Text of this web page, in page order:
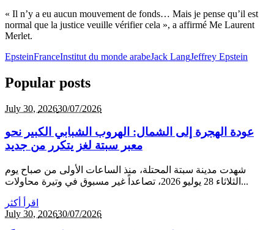
« Il n’y a eu aucun mouvement de fonds… Mais je pense qu’il est
normal que la justice veuille vérifier cela », a affirmé Me Laurent
Merlet.
EpsteinFranceInstitut du monde arabeJack LangJeffrey Epstein
Popular posts
July 30, 202630/07/2026
عودة الهجرة إلى الشمال: الهروب الشبابي الكبير نحو
معبر سبتة لغز يتكرر من جديد
شهدت مدينة سبتة المحتلة، منذ الساعات الأولى من صباح يوم
الثلاثاء 28 يوليو 2026، تصاعداً غير مسبوق في وتيرة محاولات...
اقرأ أكثر
July 30, 202630/07/2026